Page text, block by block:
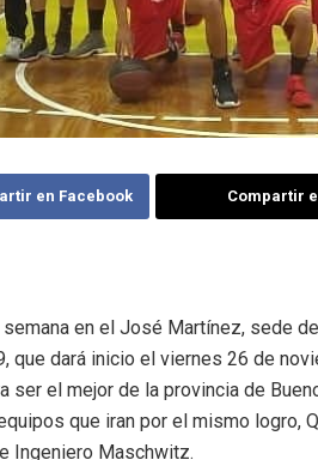
en Facebook Compartir
semana en el José Martínez, sede
que dará inicio el viernes 26 de
ser el mejor de la provincia de
que iran por el mismo logro,
Ingeniero Maschwitz.